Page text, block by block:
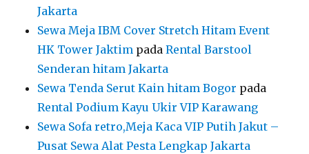
Jakarta
Sewa Meja IBM Cover Stretch Hitam Event
HK Tower Jaktim padaRental Barstool
Senderan hitam Jakarta
Sewa Tenda Serut Kain hitam Bogor pada
Rental Podium Kayu Ukir VIP Karawang
Sewa Sofa retro,Meja Kaca VIP Putih Jakut –
Pusat Sewa Alat Pesta Lengkap Jakarta